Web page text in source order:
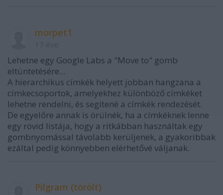
morpet1
Lehetne egy Google Labs a "Move to" gomb
eltüntetésére...
A hierarchikus címkék helyett jobban hangzana a
címkecsoportok, amelyekhez különböző címkéket
lehetne rendelni, és segítené a címkék rendezését.
De egyelőre annak is örülnék, ha a címkéknek lenne
egy rövid listája, hogy a ritkábban használtak egy
gombnyomással távolabb kerüljenek, a gyakoribbak
ezáltal pedig könnyebben elérhetővé váljanak.
Pilgram (törölt)